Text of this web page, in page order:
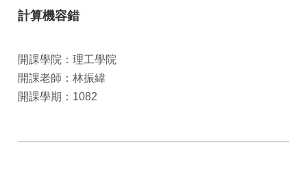
計算機容錯
開課學院：理工學院
開課老師：林振緯
開課學期：1082